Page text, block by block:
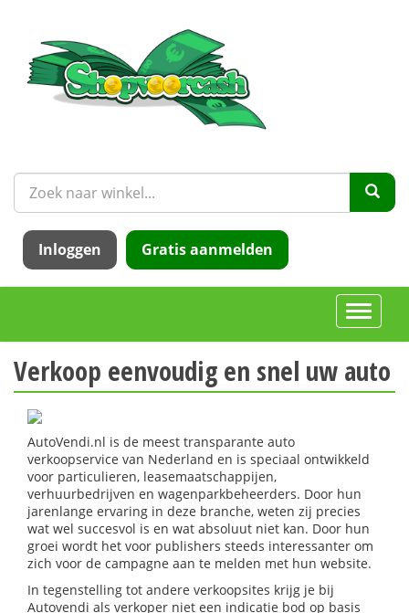
Inloggen Gratis aanmelden
Toggle
Verkoop eenvoudig en snel uw auto
AutoVendi.nl is de meest transparante auto
verkoopservice van Nederland en is speciaal ontwikkeld
voor particulieren, leasemaatschappijen,
verhuurbedrijven en wagenparkbeheerders. Door hun
jarenlange ervaring in deze branche, weten zij precies
wat wel succesvol is en wat absoluut niet kan. Door hun
groei wordt het voor publishers steeds interessanter om
zich voor de campagne aan te melden met hun website.
In tegenstelling tot andere verkoopsites krijg je bij
Autovendi als verkoper niet een indicatie bod op basis